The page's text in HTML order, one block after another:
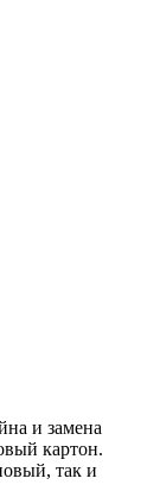
и замена
картон.
так и